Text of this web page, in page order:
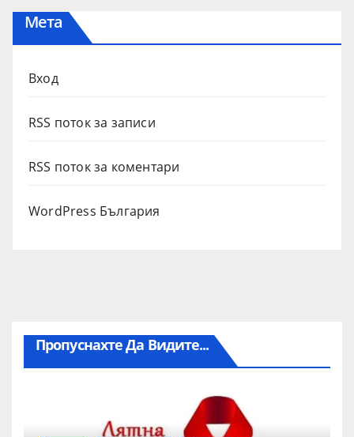
Мета
Вход
RSS поток за записи
RSS поток за коментари
WordPress България
Пропуснахте Да Видите...